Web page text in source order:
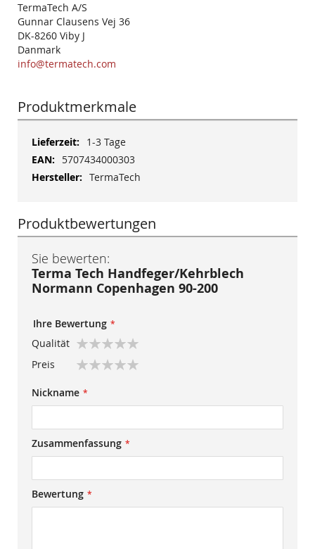
TermaTech A/S
Gunnar Clausens Vej 36
DK-8260 Viby J
Danmark
info@termatech.com
Produktmerkmale
Mehr
Informationen
1-3 Tage
5707434000303
TermaTech
Produktbewertungen
Sie bewerten:
Terma Tech Handfeger/Kehrblech
Normann Copenhagen 90-200
Ihre Bewertung
Qualität
star
stars
stars
stars
stars
Preis
star
stars
stars
stars
stars
Nickname
Zusammenfassung
Bewertung